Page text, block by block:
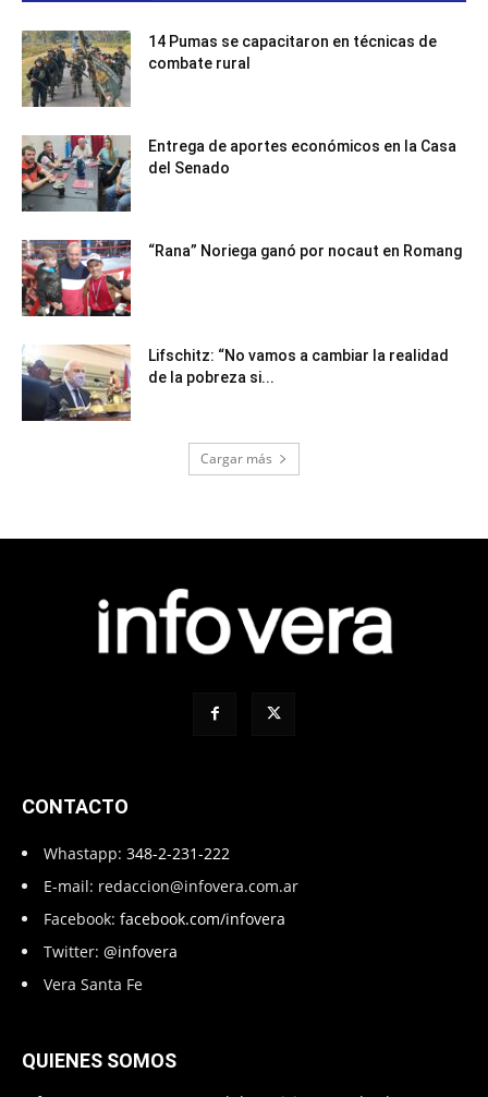
14 Pumas se capacitaron en técnicas de
combate rural
Entrega de aportes económicos en la Casa
del Senado
“Rana” Noriega ganó por nocaut en Romang
Lifschitz: “No vamos a cambiar la realidad
de la pobreza si...
Cargar más
CONTACTO
Whastapp: 348-2-231-222
E-mail: redaccion@infovera.com.ar
Facebook: facebook.com/infovera
Twitter: @infovera
Vera Santa Fe
QUIENES SOMOS